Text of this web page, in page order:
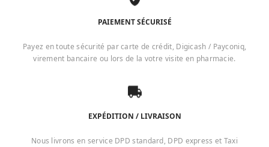
PAIEMENT SÉCURISÉ
Payez en toute sécurité par carte de crédit, Digicash / Payconiq,
virement bancaire ou lors de la votre visite en pharmacie.
EXPÉDITION / LIVRAISON
Nous livrons en service DPD standard, DPD express et Taxi